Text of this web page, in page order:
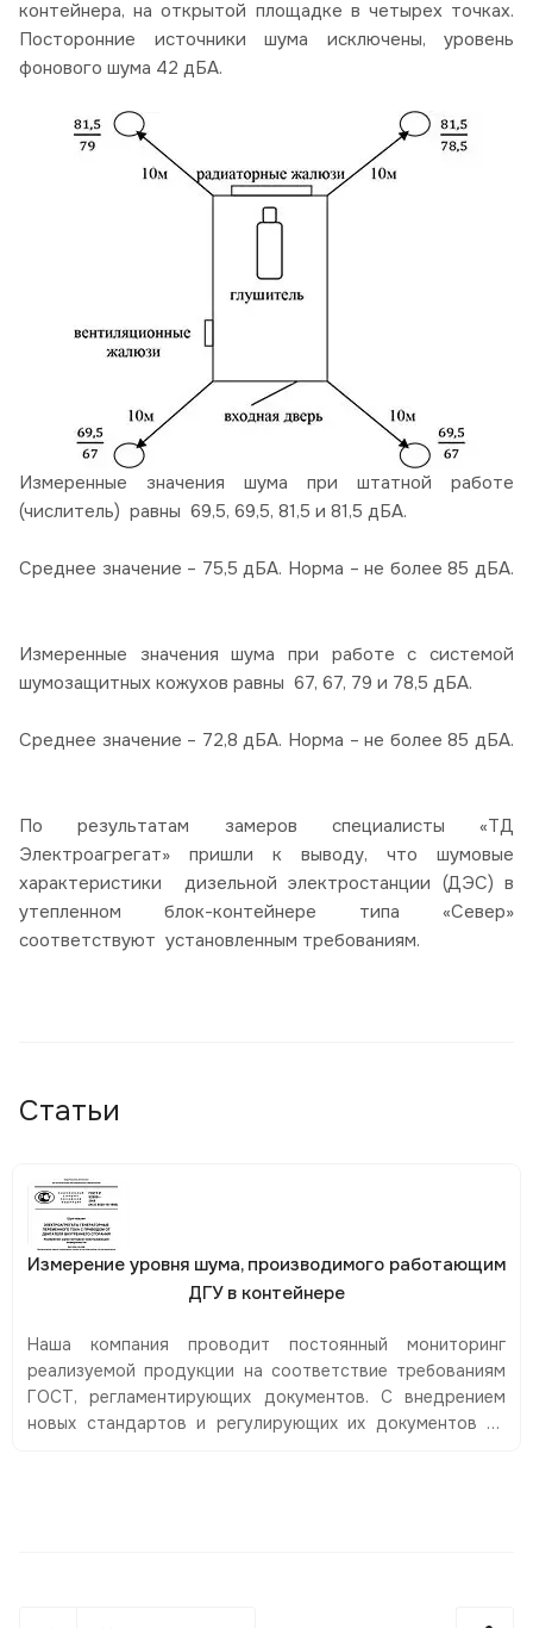
контейнера, на открытой площадке в четырех точках.
Посторонние источники шума исключены, уровень
фонового шума 42 дБА.
Измеренные значения шума при штатной работе
(числитель) равны 69,5, 69,5, 81,5 и 81,5 дБА.
Среднее значение – 75,5 дБА. Норма – не более 85 дБА.
Измеренные значения шума при работе с системой
шумозащитных кожухов равны 67, 67, 79 и 78,5 дБА.
Среднее значение – 72,8 дБА. Норма – не более 85 дБА.
По результатам замеров специалисты «ТД
Электроагрегат» пришли к выводу, что шумовые
характеристики дизельной электростанции (ДЭС) в
утепленном блок-контейнере типа «Север»
соответствуют установленным требованиям.
Статьи
Измерение уровня шума, производимого работающим
ДГУ в контейнере
Наша компания проводит постоянный мониторинг
реализуемой продукции на соответствие требованиям
ГОСТ, регламентирующих документов. С внедрением
новых стандартов и регулирующих их документов на